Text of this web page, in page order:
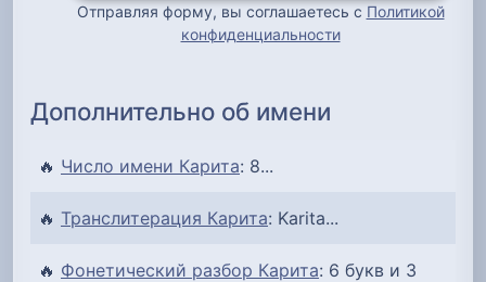
Отправляя форму, вы соглашаетесь с Политикой
конфиденциальности
Дополнительно об имени
🔥 Число имени Карита: 8...
🔥 Транслитерация Карита: Karita...
🔥 Фонетический разбор Карита: 6 букв и 3